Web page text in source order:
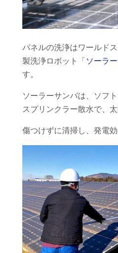
パネルの洗浄はワールド
製洗浄ロボット「 ソーラ
す。
ソーラーサンバは、ソフ
スプリンクラー散水で、
傷つけずに清掃し、発電